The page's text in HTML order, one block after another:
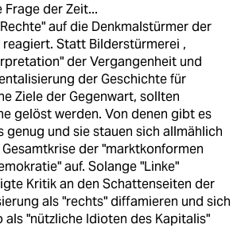
Frage der Zeit...
auf die Denkmalstürmer der
reagiert. Statt Bilderstürmerei ,
der Vergangenheit und
der Geschichte für
Ziele der Gegenwart, sollten
gelöst werden. Von denen gibt es
genug und sie stauen sich allmählich
Gesamtkrise der "marktkonformen
auf. Solange "Linke"
Kritik an den Schattenseiten der
als "rechts" diffamieren und sich
als "nützliche Idioten des Kapitalis"